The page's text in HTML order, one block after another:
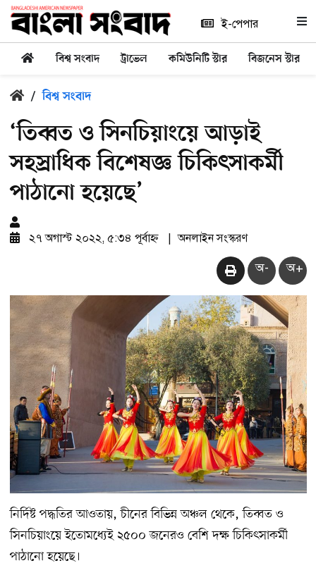
ই-পেপার
বিশ্ব সংবাদ ট্রাভেল কমিউনিটি স্টার বিজনেস স্টার
/ বিশ্ব সংবাদ
‘তিব্বত ও সিনচিয়াংয়ে আড়াই
সহস্রাধিক বিশেষজ্ঞ চিকিৎসাকর্মী
পাঠানো হয়েছে’
২৭ অগাস্ট ২০২২, ৫:৩৪ পূর্বাহ্ন অনলাইন সংস্করণ
অ- অ+
নির্দিষ্ট পদ্ধতির আওতায়, চীনের বিভিন্ন অঞ্চল থেকে, তিব্বত ও
সিনচিয়াংয়ে ইতোমধ্যেই ২৫০০ জনেরও বেশি দক্ষ চিকিৎসাকর্মী
পাঠানো হয়েছে।